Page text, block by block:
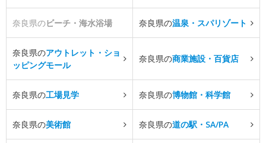
奈良県のビーチ・海水浴場 奈良県の温泉・スパリゾート
奈良県のアウトレット・ショ
ッピングモール
奈良県の商業施設・百貨店
奈良県の工場見学 奈良県の博物館・科学館
奈良県の美術館 奈良県の道の駅・SA/PA